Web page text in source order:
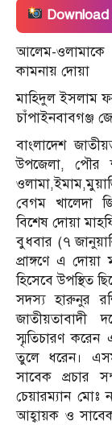
আলেম-
কামনায় দোয়া
মাহিদুল ইসলাম
চাঁপাইনবাবগঞ্জ
বাংলাদেশ
উপজেলা, পৌর
বেগম খালেদা
বিশেষ দোয়া
বুধবার (৭
প্রাঙ্গণে এ দোয়া
হিসেবে উপস্থিত
সদস্য হারুনুর
জাতীয়তাবাদী
স্মৃতিচারণ
তুলে ধরেন।
সাবেক প্রচার
চেয়ারম্যান
আহ্বায়ক ও